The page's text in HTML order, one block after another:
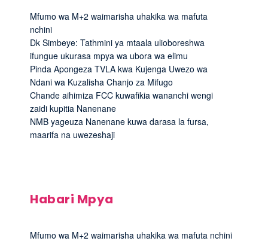
Mfumo wa M+2 waimarisha uhakika wa mafuta
nchini
Dk Simbeye: Tathmini ya mtaala ulioboreshwa
ifungue ukurasa mpya wa ubora wa elimu
Pinda Apongeza TVLA kwa Kujenga Uwezo wa
Ndani wa Kuzalisha Chanjo za Mifugo
Chande aihimiza FCC kuwafikia wananchi wengi
zaidi kupitia Nanenane
NMB yageuza Nanenane kuwa darasa la fursa,
maarifa na uwezeshaji
Habari Mpya
Mfumo wa M+2 waimarisha uhakika wa mafuta nchini